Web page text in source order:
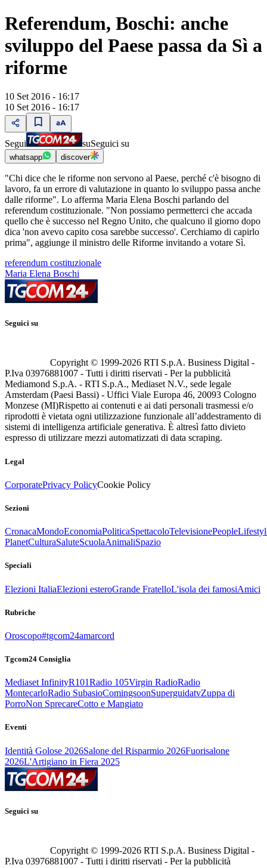
Referendum, Boschi: anche
sviluppo del Paese passa da Sì a
riforme
10 Set 2016 - 16:17
10 Set 2016 - 16:17
Segui suSeguici su
whatsapp discover
"Chi dice che le riforme non servono al Paese, perché c'è bisogno di
lavoro, fa un errore di valutazione in quanto lo sviluppo passa anche
dalle riforme". Lo afferma Maria Elena Boschi parlando del
referendum costituzionale. "Non possiamo permetterci che accada
quello che è successo nel Regno Unito, che qualcuno il giorno dopo
dica 'non avevo capito cosa sarebbe successo'. Cerchiamo di capirlo
prima", aggiunge il ministro delle Riforme invitando a votare Sì.
referendum costituzionale
Maria Elena Boschi
Seguici su
Copyright © 1999-2026 RTI S.p.A. Business Digital -
P.Iva 03976881007 - Tutti i diritti riservati - Per la pubblicità
Mediamond S.p.A. - RTI S.p.A., Mediaset N.V., sede legale
Amsterdam (Paesi Bassi) - Uffici Viale Europa 46, 20093 Cologno
Monzese (MI)Rispetto ai contenuti e ai dati personali trasmessi e/o
riprodotti è vietata ogni utilizzazione funzionale all’addestramento di
sistemi di intelligenza artificiale generativa. È altresì fatto divieto
espresso di utilizzare mezzi automatizzati di data scraping.
Legal
CorporatePrivacy PolicyCookie Policy
Sezioni
CronacaMondoEconomiaPoliticaSpettacoloTelevisionePeople
PlanetCulturaSaluteScuolaAnimaliSpazio
Speciali
Elezioni ItaliaElezioni esteroGrande FratelloL'isola dei famosiAmici
Rubriche
Oroscopo#tgcom24amarcord
Tgcom24 Consiglia
Mediaset InfinityR101Radio 105Virgin RadioRadio
MontecarloRadio SubasioComingsoonSuperguidatvZuppa di
PorroNon SprecareCotto e Mangiato
Eventi
Identità Golose 2026Salone del Risparmio 2026Fuorisalone
2026L'Artigiano in Fiera 2025
Seguici su
Copyright © 1999-2026 RTI S.p.A. Business Digital -
P.Iva 03976881007 - Tutti i diritti riservati - Per la pubblicità